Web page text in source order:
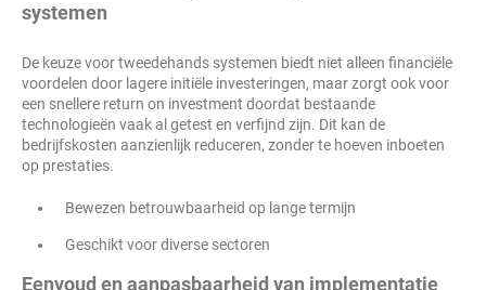
systemen
De keuze voor tweedehands systemen biedt niet alleen financiële
voordelen door lagere initiële investeringen, maar zorgt ook voor
een snellere return on investment doordat bestaande
technologieën vaak al getest en verfijnd zijn. Dit kan de
bedrijfskosten aanzienlijk reduceren, zonder te hoeven inboeten
op prestaties.
Bewezen betrouwbaarheid op lange termijn
Geschikt voor diverse sectoren
Eenvoud en aanpasbaarheid van implementatie